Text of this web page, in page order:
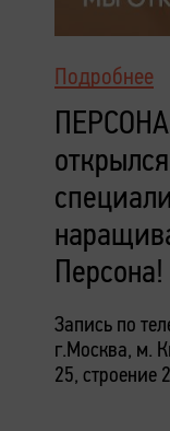
Подробнее
ПЕРСОНА
Персона!
Запись по
г.Москва, м.
25, строение 2